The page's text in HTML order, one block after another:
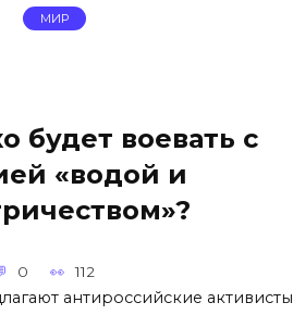
МИР
будет воевать с
«водой и
0 112
антироссийские активисты